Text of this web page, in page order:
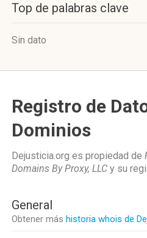
Top de palabras clave
Sin dato
Registro de
Dominios
Dejusticia.org es propiedad de
Domains By Proxy, LLC y su
General
Obtener más historia whois de